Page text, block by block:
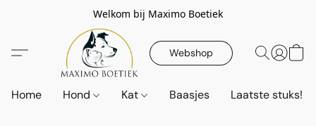
Welkom bij Maximo Boetiek
Webshop
Home Hond Kat Baasjes Laatste stuks!